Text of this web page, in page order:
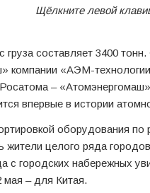
Щёлкните левой
составляет 3400
компании «АЭМ-
–
впервые в истории
оборудования по
жители целого ряда
с городских набережных
мая – для Китая.